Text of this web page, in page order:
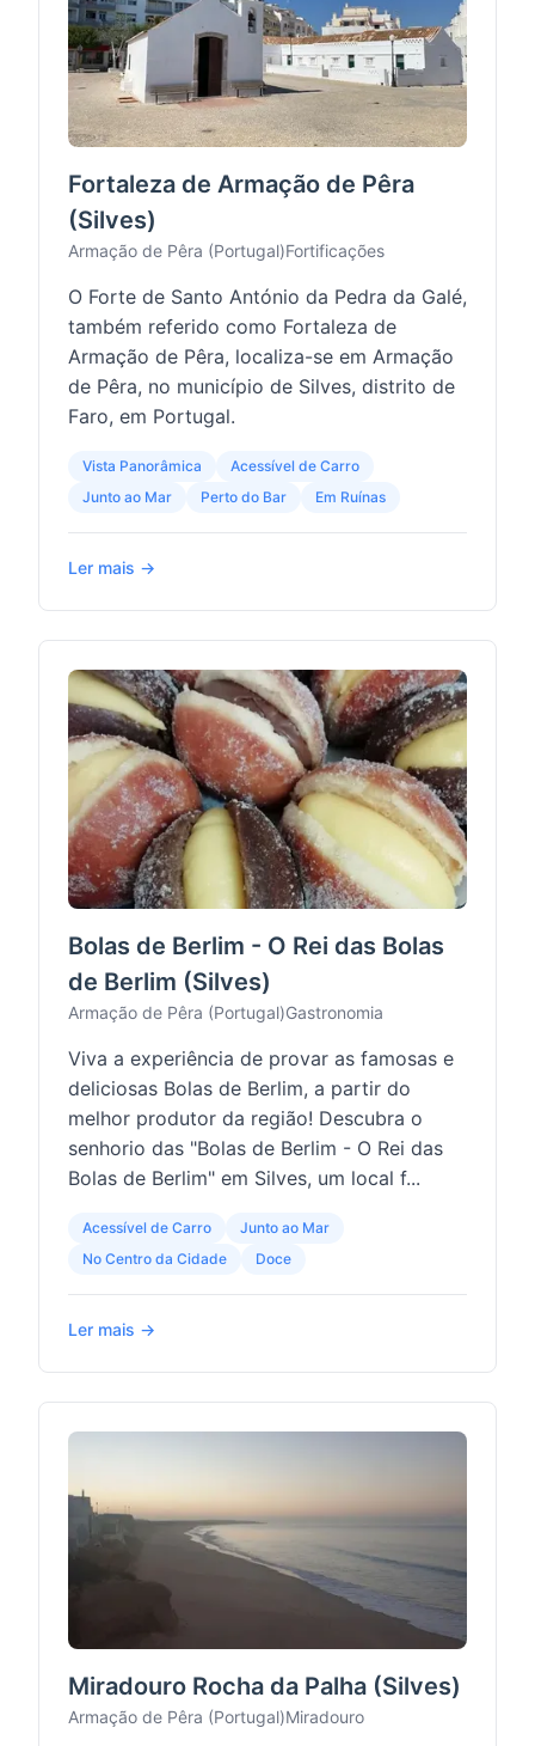
Fortaleza de Armação de Pêra
(Silves)
Armação de Pêra (Portugal)Fortificações
O Forte de Santo António da Pedra da Galé,
também referido como Fortaleza de
Armação de Pêra, localiza-se em Armação
de Pêra, no município de Silves, distrito de
Faro, em Portugal.
Vista Panorâmica
Acessível de Carro
Junto ao Mar
Perto do Bar Em Ruínas
Ler mais →
Bolas de Berlim - O Rei das Bolas
de Berlim (Silves)
Armação de Pêra (Portugal)Gastronomia
Viva a experiência de provar as famosas e
deliciosas Bolas de Berlim, a partir do
melhor produtor da região! Descubra o
senhorio das "Bolas de Berlim - O Rei das
Bolas de Berlim" em Silves, um local f...
Acessível de Carro
Junto ao Mar
No Centro da Cidade
Doce
Ler mais →
Miradouro Rocha da Palha (Silves)
Armação de Pêra (Portugal)Miradouro